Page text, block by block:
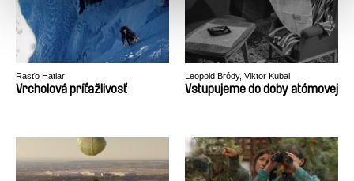
Rasťo Hatiar
Vrcholová príťažlivosť
Leopold Bródy, Viktor Kubal
Vstupujeme do doby atómovej